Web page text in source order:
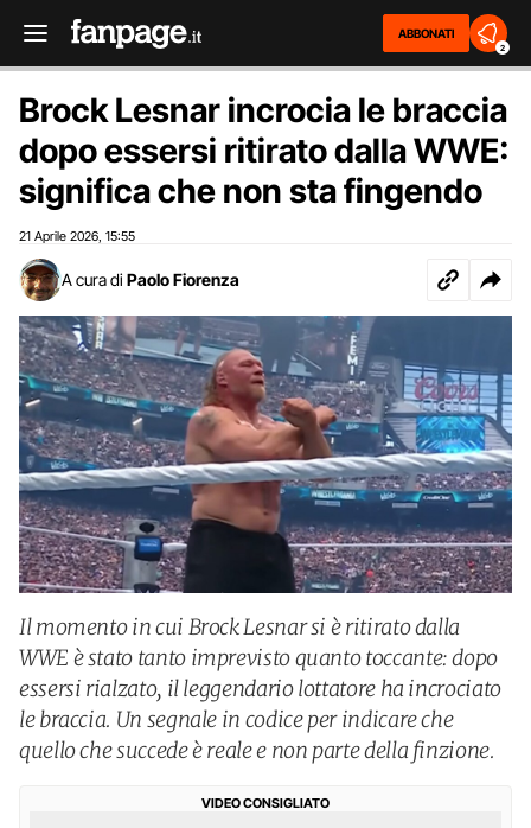
ABBONATI
2
Brock Lesnar incrocia le braccia
dopo essersi ritirato dalla WWE:
significa che non sta fingendo
21 Aprile 2026 15:55
A cura di Paolo Fiorenza
Il momento in cui Brock Lesnar si è ritirato dalla
WWE è stato tanto imprevisto quanto toccante: dopo
essersi rialzato, il leggendario lottatore ha incrociato
le braccia. Un segnale in codice per indicare che
quello che succede è reale e non parte della finzione.
VIDEO CONSIGLIATO